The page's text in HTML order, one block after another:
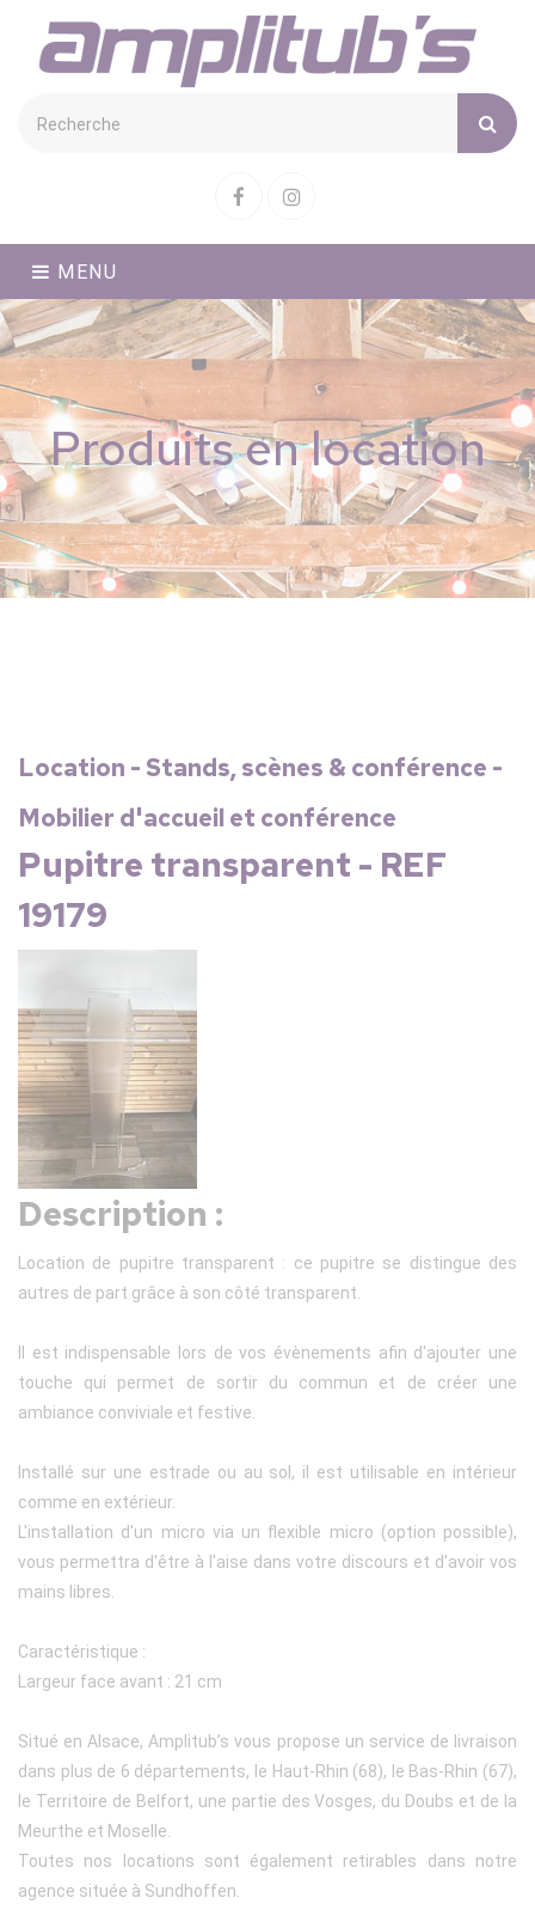
FacebookInstagram
MENU
Produits en location
Location - Stands, scènes & conférence -
Mobilier d'accueil et conférence
Pupitre transparent - REF
19179
Description :
Location de pupitre transparent : ce pupitre se distingue des
autres de part grâce à son côté transparent.
Il est indispensable lors de vos évènements afin d'ajouter une
touche qui permet de sortir du commun et de créer une
ambiance conviviale et festive.
Installé sur une estrade ou au sol, il est utilisable en intérieur
comme en extérieur.
L'installation d'un micro via un flexible micro (option possible),
vous permettra d'être à l'aise dans votre discours et d'avoir vos
mains libres.
Caractéristique :
Largeur face avant : 21 cm
Situé en Alsace, Amplitub’s vous propose un service de livraison
dans plus de 6 départements, le Haut-Rhin (68), le Bas-Rhin (67),
le Territoire de Belfort, une partie des Vosges, du Doubs et de la
Meurthe et Moselle.
Toutes nos locations sont également retirables dans notre
agence située à Sundhoffen.
Cookies management panel